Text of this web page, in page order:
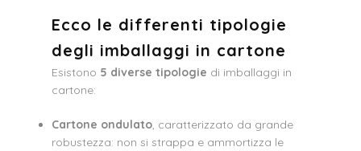
Ecco le differenti tipologie
degli imballaggi in cartone
Esistono 5 diverse tipologie di imballaggi in
cartone:
Cartone ondulato, caratterizzato da grande
robustezza: non si strappa e ammortizza le